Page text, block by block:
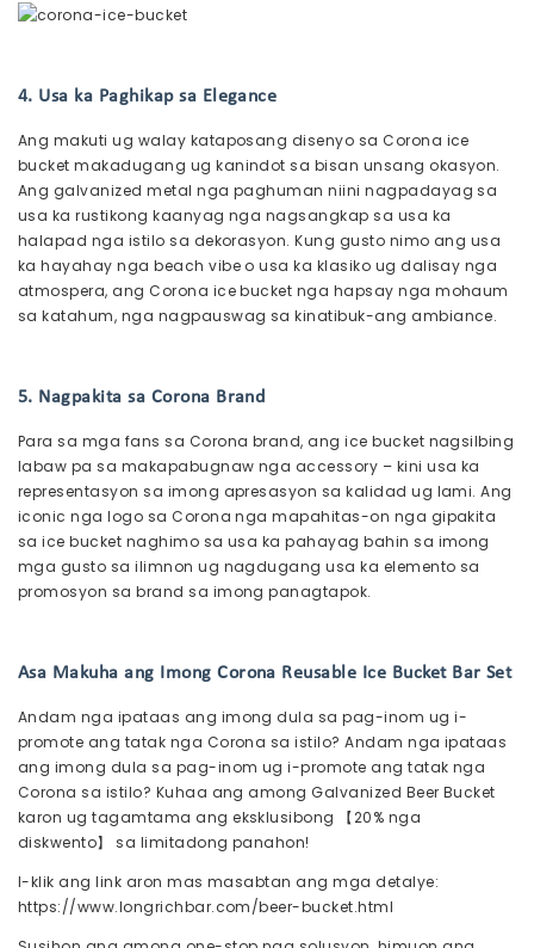
4. Usa ka Paghikap sa Elegance
Ang makuti ug walay kataposang disenyo sa Corona ice
bucket makadugang ug kanindot sa bisan unsang okasyon.
Ang galvanized metal nga paghuman niini nagpadayag sa
usa ka rustikong kaanyag nga nagsangkap sa usa ka
halapad nga istilo sa dekorasyon. Kung gusto nimo ang usa
ka hayahay nga beach vibe o usa ka klasiko ug dalisay nga
atmospera, ang Corona ice bucket nga hapsay nga mohaum
sa katahum, nga nagpauswag sa kinatibuk-ang ambiance.
5. Nagpakita sa Corona Brand
Para sa mga fans sa Corona brand, ang ice bucket nagsilbing
labaw pa sa makapabugnaw nga accessory – kini usa ka
representasyon sa imong apresasyon sa kalidad ug lami. Ang
iconic nga logo sa Corona nga mapahitas-on nga gipakita
sa ice bucket naghimo sa usa ka pahayag bahin sa imong
mga gusto sa ilimnon ug nagdugang usa ka elemento sa
promosyon sa brand sa imong panagtapok.
Asa Makuha ang Imong Corona Reusable Ice Bucket Bar Set
Andam nga ipataas ang imong dula sa pag-inom ug i-
promote ang tatak nga Corona sa istilo? Andam nga ipataas
ang imong dula sa pag-inom ug i-promote ang tatak nga
Corona sa istilo? Kuhaa ang among Galvanized Beer Bucket
karon ug tagamtama ang eksklusibong 【20% nga
diskwento】 sa limitadong panahon!
I-klik ang link aron mas masabtan ang mga detalye:
https://www.longrichbar.com/beer-bucket.html